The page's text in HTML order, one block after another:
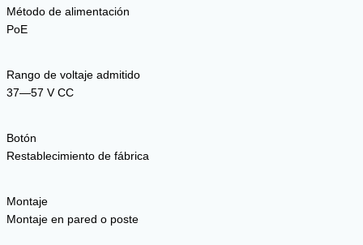
Método de alimentación
PoE
Rango de voltaje admitido
37—57 V CC
Botón
Restablecimiento de fábrica
Montaje
Montaje en pared o poste